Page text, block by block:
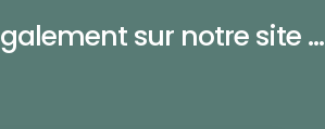
sur notre site ...